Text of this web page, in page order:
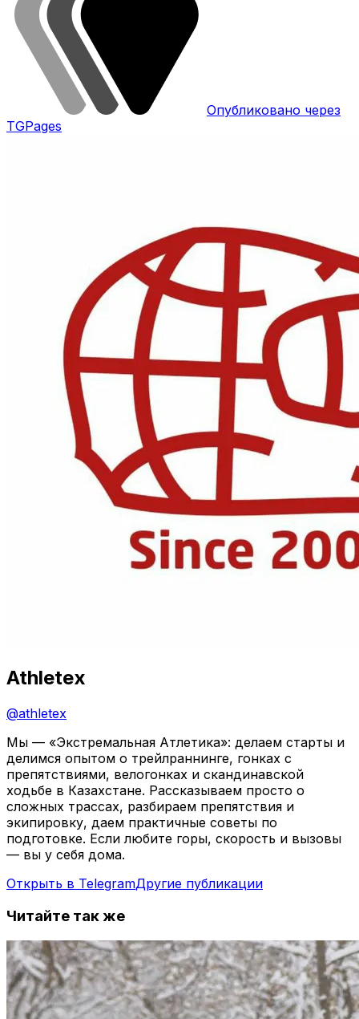
Опубликовано через
TGPages
Athletex
@athletex
Мы — «Экстремальная Атлетика»: делаем старты и
делимся опытом о трейлраннинге, гонках с
препятствиями, велогонках и скандинавской
ходьбе в Казахстане. Рассказываем просто о
сложных трассах, разбираем препятствия и
экипировку, даем практичные советы по
подготовке. Если любите горы, скорость и вызовы
— вы у себя дома.
Открыть в TelegramДругие публикации
Читайте так же